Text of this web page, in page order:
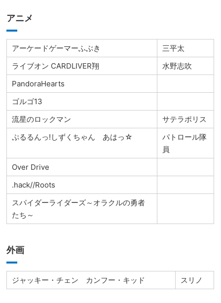
アニメ
アーケードゲーマーふぶき
三平太
ライブオン CARDLIVER翔
水野志吹
PandoraHearts
ゴルゴ13
流星のロックマン
サテラポリス
ぷるるんっ!しずくちゃん あはっ☆
パトロール隊
員
Over Drive
.hack//Roots
スパイダーライダーズ～オラクルの勇者
たち～
外画
ジャッキー・チェン カンフー・キッド スリノ